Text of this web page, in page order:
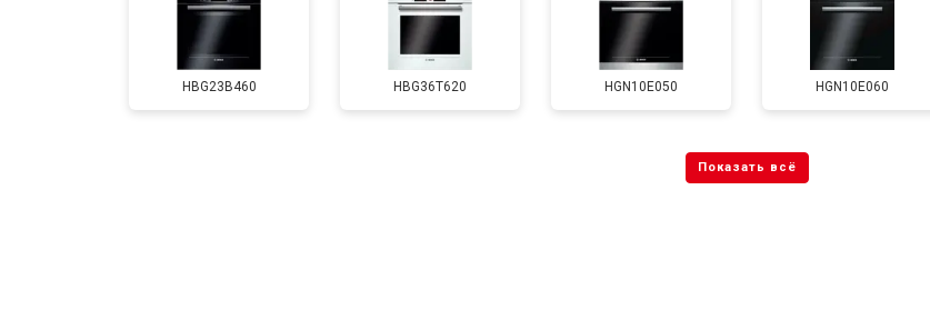
HBG23B460 HBG36T620 HGN10E050 HGN10E060